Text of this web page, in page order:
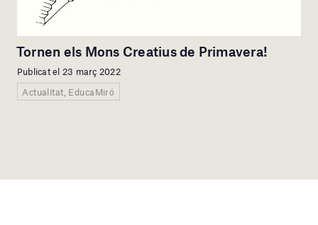
Tornen els Mons Creatius de Primavera!
Publicat el 23 març 2022
Actualitat, EducaMiró